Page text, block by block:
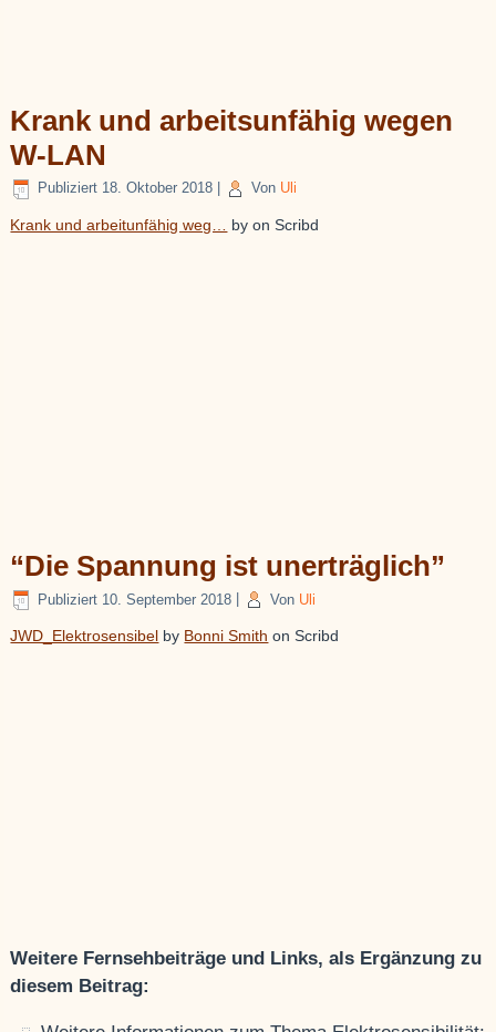
Krank und arbeitsunfähig wegen
W-LAN
Publiziert 18. Oktober 2018 Von Uli
Krank und arbeitunfähig weg… byon Scribd
“Die Spannung ist unerträglich”
Publiziert 10. September 2018 Von Uli
JWD_Elektrosensibel by Bonni Smith on Scribd
Weitere Fernsehbeiträge und Links, als Ergänzung zu
diesem Beitrag: